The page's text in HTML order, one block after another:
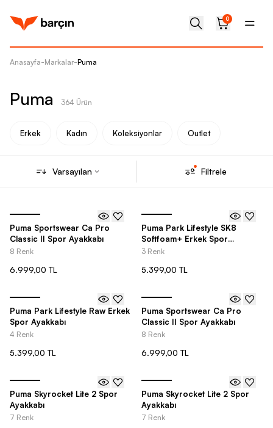
0
Anasayfa-Markalar-Puma
Puma 364 Ürün
Erkek Kadın Koleksiyonlar Outlet
Varsayılan Filtrele
Puma Sportswear Ca Pro
Classic II Spor Ayakkabı
8 Renk
6.999,00 TL
Puma Park Lifestyle SK8
Softfoam+ Erkek Spor
Ayakkabı
3 Renk
5.399,00 TL
Puma Park Lifestyle Raw Erkek
Spor Ayakkabı
4 Renk
5.399,00 TL
Puma Sportswear Ca Pro
Classic II Spor Ayakkabı
8 Renk
6.999,00 TL
Puma Skyrocket Lite 2 Spor
Ayakkabı
7 Renk
Puma Skyrocket Lite 2 Spor
Ayakkabı
7 Renk